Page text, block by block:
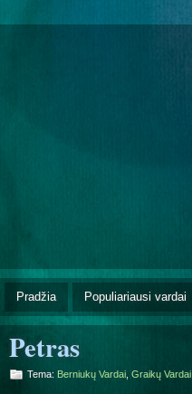
Pradžia Populiariausi vardai
Petras
Tema: Berniukų Vardai Graikų Vardai